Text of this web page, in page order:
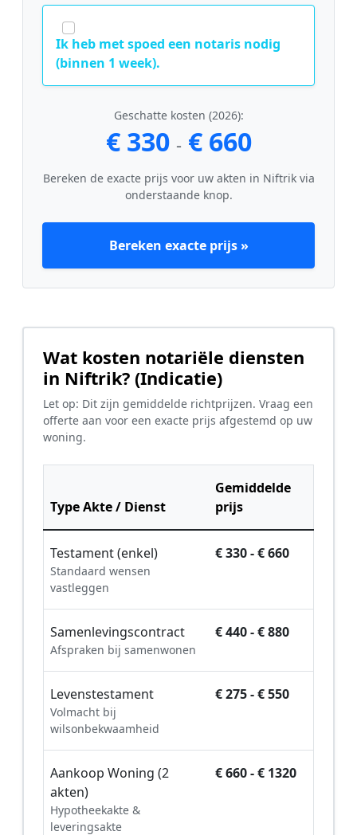
Ik heb met spoed een notaris nodig
(binnen 1 week).
Geschatte kosten (2026):
€ 330 - € 660
Bereken de exacte prijs voor uw akten in Niftrik via
onderstaande knop.
Bereken exacte prijs »
Wat kosten notariële diensten
in Niftrik? (Indicatie)
Let op: Dit zijn gemiddelde richtprijzen. Vraag een
offerte aan voor een exacte prijs afgestemd op uw
woning.
Type Akte / Dienst
Gemiddelde
prijs
Testament (enkel)
Standaard wensen
vastleggen
€ 330 - € 660
Samenlevingscontract
Afspraken bij samenwonen
€ 440 - € 880
Levenstestament
Volmacht bij
wilsonbekwaamheid
€ 275 - € 550
Aankoop Woning (2
akten)
Hypotheekakte &
leveringsakte
€ 660 - € 1320